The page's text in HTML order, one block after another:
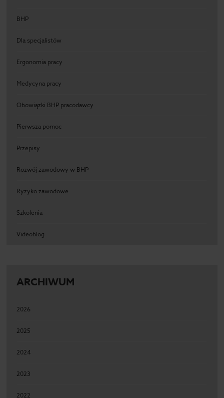
BHP
Dla specjalistów
Ergonomia pracy
Medycyna pracy
Obowiązki BHP pracodawcy
Pierwsza pomoc
Przepisy
Rozwój zawodowy w BHP
Ryzyko zawodowe
Szkolenia
Videoblog
ARCHIWUM
2026
2025
2024
2023
2022